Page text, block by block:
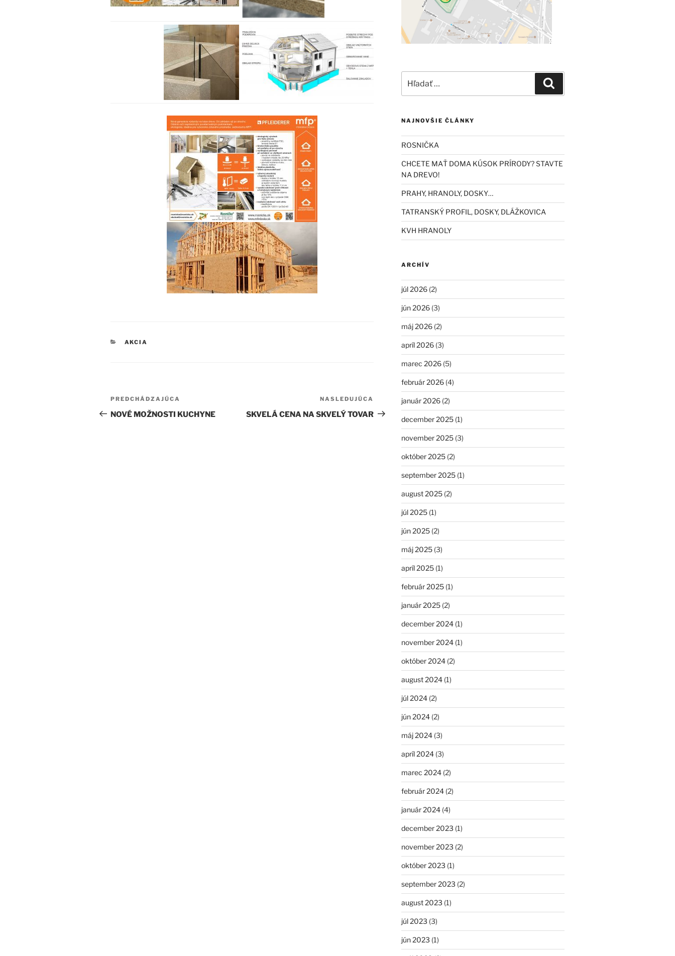
KATEGÓRIE
AKCIA
Navigácia
v
Predchádzajúci
článok
PREDCHÁDZAJÚCA
NOVÉ MOŽNOSTI KUCHYNE
článok
NASLEDUJÚCA
SKVELÁ CENA NA SKVELÝ TOVAR
NAJNOVŠIE ČLÁNKY
ROSNIČKA
CHCETE MAŤ DOMA KÚSOK PRÍRODY? STAVTE
NA DREVO!
PRAHY, HRANOLY, DOSKY…
TATRANSKÝ PROFIL, DOSKY, DLÁŽKOVICA
KVH HRANOLY
ARCHÍV
júl 2026(2)
jún 2026(3)
máj 2026(2)
apríl 2026(3)
marec 2026(5)
február 2026(4)
január 2026(2)
december 2025(1)
november 2025(3)
október 2025(2)
september 2025(1)
august 2025(2)
júl 2025(1)
jún 2025(2)
máj 2025(3)
apríl 2025(1)
február 2025(1)
január 2025(2)
december 2024(1)
november 2024(1)
október 2024(2)
august 2024(1)
júl 2024(2)
jún 2024(2)
máj 2024(3)
apríl 2024(3)
marec 2024(2)
február 2024(2)
január 2024(4)
december 2023 (1)
november 2023 (2)
október 2023 (1)
september 2023 (2)
august 2023 (1)
júl 2023 (3)
jún 2023 (1)